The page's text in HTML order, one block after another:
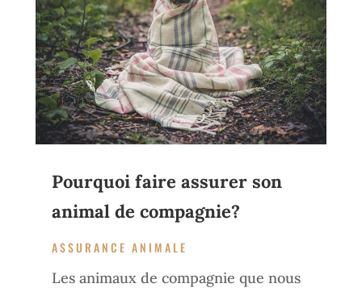
Pourquoi faire assurer son
animal de compagnie?
ASSURANCE ANIMALE
Les animaux de compagnie que nous